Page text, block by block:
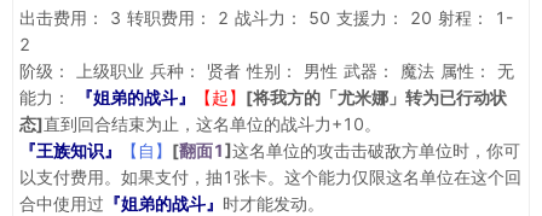
出击费用： 3 转职费用： 2 战斗力： 50 支援力： 20 射程：
1-
2
阶级：
上级职业 兵种： 贤者 性别： 男性 武器： 魔法 属性：
无
能力：
『姐弟的战斗』 【起】 [将我方的「尤米娜」转为已行动状
态]直到回合结束为止，这名单位的战斗力+10。
『王族知识』
【自】 [翻面1]这名单位的攻击击破敌方单位时，你可
以支付费用。如果支付，抽1张卡。这个能力仅限这名单位在这个回
合中使用过 『姐弟的战斗』 时才能发动。